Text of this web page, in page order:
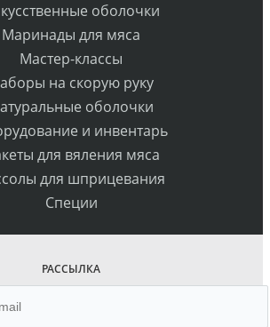
оболочки
Маринады для мяса
Мастер-классы
на скорую руку
оболочки
и инвентарь
для вяления мяса
для шприцевания
Специи
РАССЫЛКА